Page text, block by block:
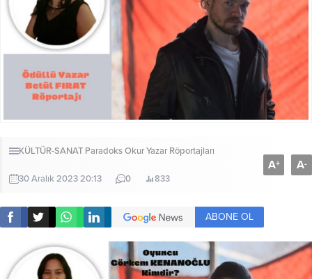
KÜLTÜR-SANAT Paradoks Okur Yazar Röportajları
30 Aralık 2023 20:13 0 833
A+ A-
ABONE OL